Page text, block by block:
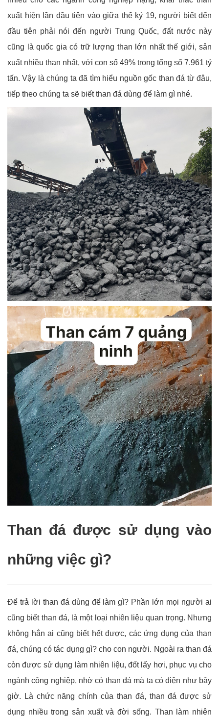
xuất hiện lần đầu tiên vào giữa thế kỷ 19, người biết đến
đầu tiên phải nói đến người Trung Quốc, đất nước này
cũng là quốc gia có trữ lượng than lớn nhất thế giới, sản
xuất nhiều than nhất, với con số 49% trong tổng số 7.961 tỷ
tấn. Vậy là chúng ta đã tìm hiểu nguồn gốc than đá từ đâu,
tiếp theo chúng ta sẽ biết than đá dùng để làm gì nhé.
Than đá được sử dụng vào
những việc gì?
Để trả lời than đá dùng để làm gì? Phần lớn mọi người ai
cũng biết than đá, là một loại nhiên liệu quan trọng. Nhưng
không hẳn ai cũng biết hết được, các ứng dụng của than
đá, chúng có tác dụng gì? cho con người. Ngoài ra than đá
còn được sử dụng làm nhiên liệu, đốt lấy hơi, phục vụ cho
ngành công nghiệp, nhờ có than đá mà ta có điện như bây
giờ. Là chức năng chính của than đá, than đá được sử
dụng nhiều trong sản xuất và đời sống. Than làm nhiên